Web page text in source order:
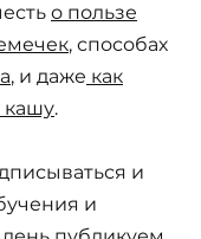
о пользе
, способах
, и даже как
кашу.
и
и